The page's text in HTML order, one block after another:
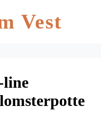
Vest
line